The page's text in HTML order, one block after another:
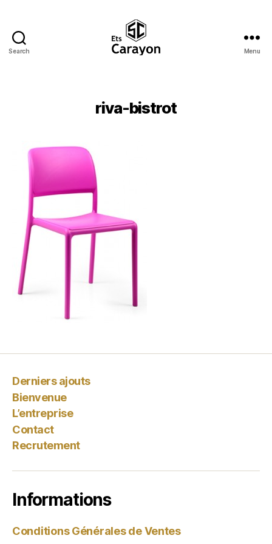
Search Menu
riva-bistrot
Derniers ajouts
Bienvenue
L’entreprise
Contact
Recrutement
Informations
Conditions Générales de Ventes